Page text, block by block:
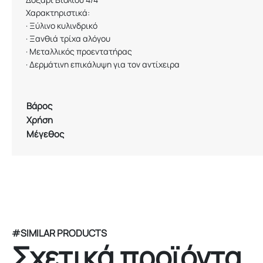
Χαρακτηριστικά:
· Ξύλινο κυλινδρικό
· Ξανθιά τρίχα αλόγου
· Μεταλλικός προεντατήρας
·Δερμάτινη επικάλυψη για τον αντίχειρα
Βάρος
Χρήση
Μέγεθος
#SIMILAR PRODUCTS